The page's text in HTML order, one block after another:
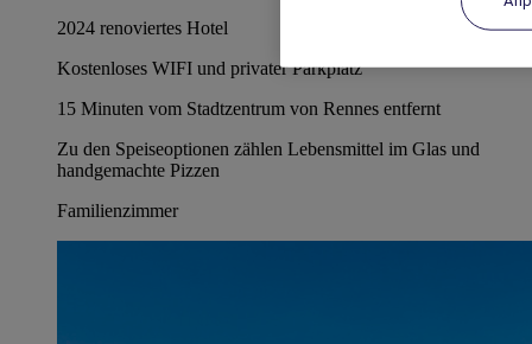
2024 renoviertes Hotel
Kostenloses WIFI und privater Parkplatz
15 Minuten vom Stadtzentrum von Rennes entfernt
Zu den Speiseoptionen zählen Lebensmittel im Glas und
handgemachte Pizzen
Familienzimmer